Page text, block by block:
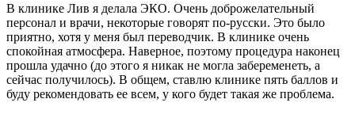
В клинике Лив я делала ЭКО. Очень доброжелательный
персонал и врачи, некоторые говорят по-русски. Это было
приятно, хотя у меня был переводчик. В клинике очень
спокойная атмосфера. Наверное, поэтому процедура наконец
прошла удачно (до этого я никак не могла забеременеть, а
сейчас получилось). В общем, ставлю клинике пять баллов и
буду рекомендовать ее всем, у кого будет такая же проблема.